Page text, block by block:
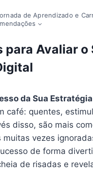
de Aprendizado e
Avaliar o
da Sua
café: quentes,
disso, são mais
vezes
de forma
de risadas e